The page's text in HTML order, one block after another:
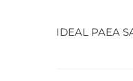
IDEAL PAEA